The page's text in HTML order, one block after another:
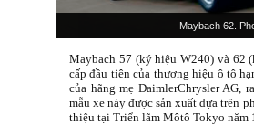
Maybach 62.
Maybach 57 (ký hiệu W240) và 62
cấp đầu tiên của thương hiệu ô tô
của hãng mẹ DaimlerChrysler AG,
mẫu xe này được sản xuất dựa trên
thiệu tại Triển lãm Môtô Tokyo năm